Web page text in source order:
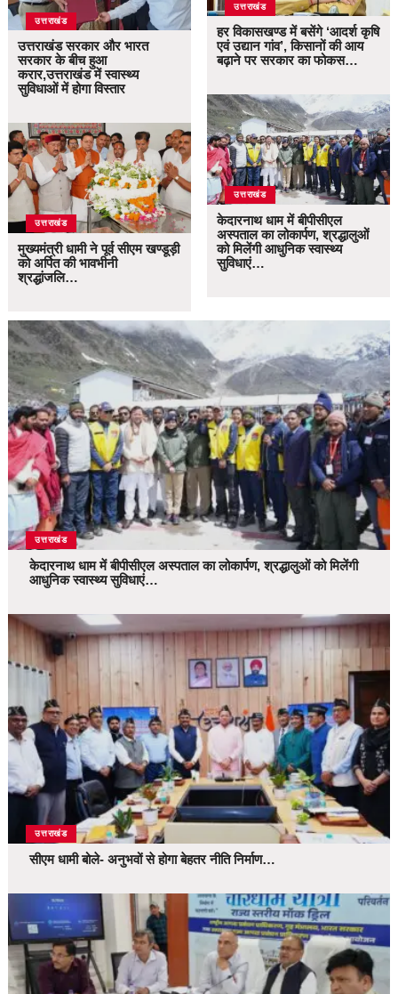
उत्तराखंड
उत्तराखंड सरकार और भारत
सरकार के बीच हुआ
करार,उत्तराखंड में स्वास्थ्य
सुविधाओं में होगा विस्तार
उत्तराखंड
मुख्यमंत्री धामी ने पूर्व सीएम खण्डूड़ी
को अर्पित की भावभीनी
श्रद्धांजलि…
उत्तराखंड
हर विकासखण्ड में बसेंगे ‘आदर्श कृषि
एवं उद्यान गांव’, किसानों की आय
बढ़ाने पर सरकार का फोकस…
उत्तराखंड
केदारनाथ धाम में बीपीसीएल
अस्पताल का लोकार्पण, श्रद्धालुओं
को मिलेंगी आधुनिक स्वास्थ्य
सुविधाएं…
उत्तराखंड
केदारनाथ धाम में बीपीसीएल अस्पताल का लोकार्पण, श्रद्धालुओं को मिलेंगी
आधुनिक स्वास्थ्य सुविधाएं…
उत्तराखंड
सीएम धामी बोले- अनुभवों से होगा बेहतर नीति निर्माण…